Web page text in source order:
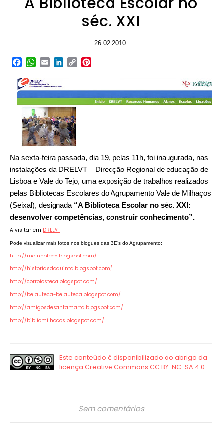
séc. XXI
26.02.2010
Facebook
WhatsApp
EmailLinkedIn
Copy
Na sexta-feira passada, dia 19, pelas 11h, foi inaugurada, nas
instalações da DRELVT – Direcção Regional de educação de
Lisboa e Vale do Tejo, uma exposição de trabalhos realizados
pelas Bibliotecas Escolares do Agrupamento Vale de Milhaços
(Seixal), designada “A Biblioteca Escolar no séc. XXI:
desenvolver competências, construir conhecimento”.
A visitar em DRELVT
Pode visualizar mais fotos nos blogues das BE’s do Agrupamento:
http://moinhoteca.blogspot.com/
http://historiasdaquinta.blogspot.com/
http://corroiosteca.blogspot.com/
http://belauteca-belauteca.blogspot.com/
http://amigosdesantamarta.blogspot.com/
http://bibliomilhacos.blogspot.com/
Sem comentários